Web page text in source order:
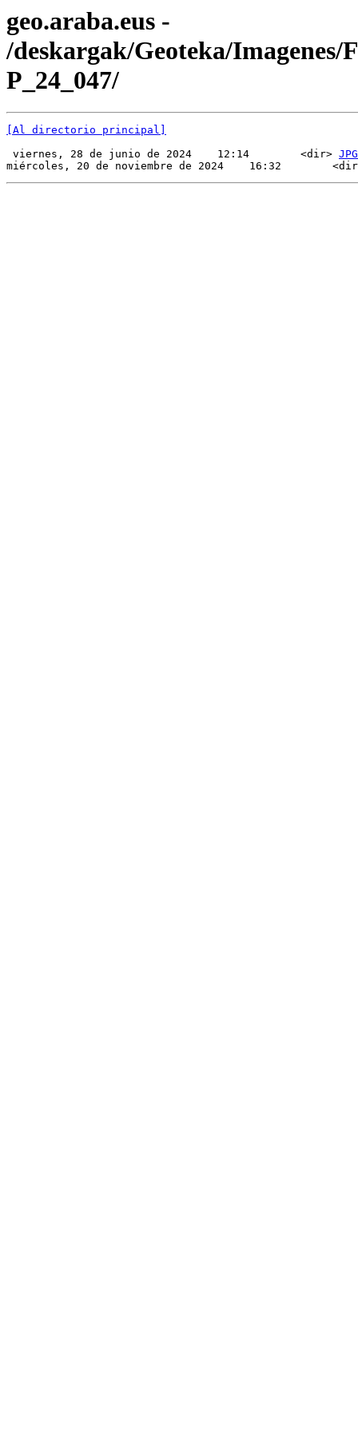
geo.araba.eus -
/deskargak/Geoteka/Imagenes/
P_24_047/
[Al directorio principal]
viernes, 28 de junio de 2024    12:14        <dir> JPG
miércoles, 20 de noviembre de 2024    16:32